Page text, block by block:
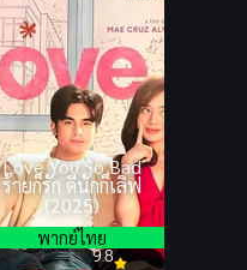
Love You So Bad
ร้ายก็รัก ดีนักก็เลิฟ
(2025)
9.8
พากย์ไทย